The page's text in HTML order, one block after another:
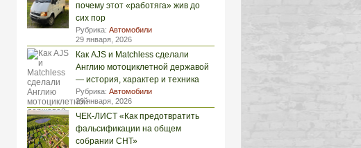
почему этот «работяга» жив до
сих пор
Рубрика: Автомобили
29 января, 2026
Как AJS и Matchless сделали
Англию мотоциклетной державой
— история, характер и техника
Рубрика: Автомобили
29 января, 2026
ЧЕК-ЛИСТ «Как предотвратить
фальсификации на общем
собрании СНТ»